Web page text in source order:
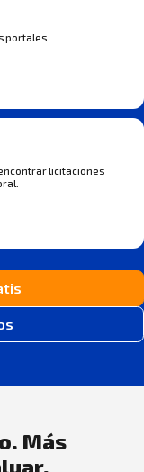
portales
licitaciones
Más